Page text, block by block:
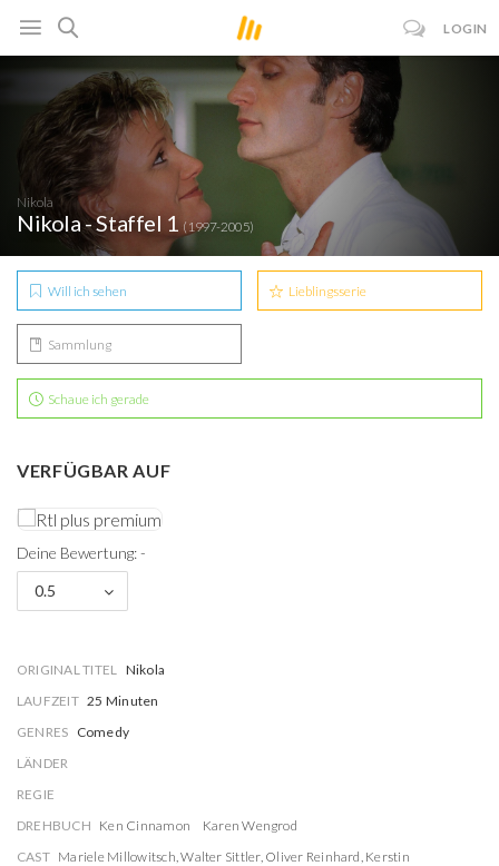
LOGIN
Nikola
Nikola - Staffel 1(1997-2005)
Will ich sehen Lieblingsserie
Sammlung
Schaue ich gerade
VERFÜGBAR AUF
Deine Bewertung: -
0.5
ORIGINAL TITEL Nikola
LAUFZEIT 25 Minuten
GENRES Comedy
LÄNDER
REGIE
DREHBUCH Ken Cinnamon
Karen Wengrod
CAST Mariele Millowitsch,Walter Sittler, Oliver Reinhard, Kerstin